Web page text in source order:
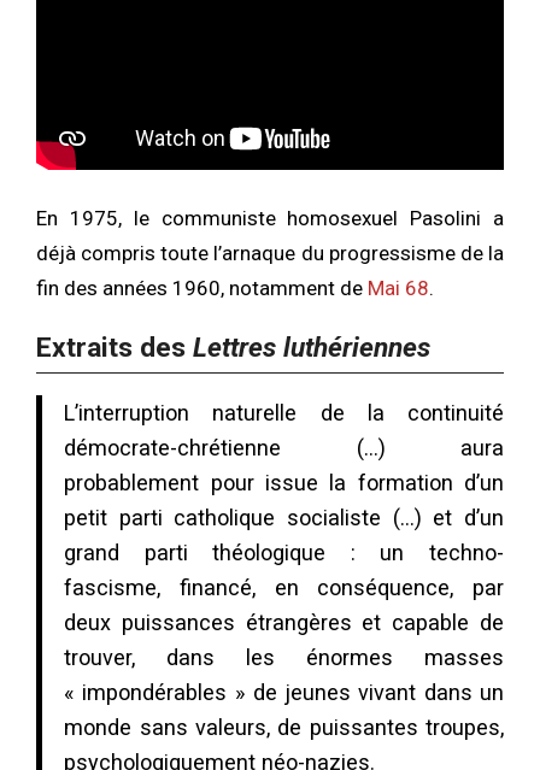
En 1975, le communiste homosexuel Pasolini a
déjà compris toute l’arnaque du progressisme de la
fin des années 1960, notamment de Mai 68.
Extraits des Lettres luthériennes
L’interruption naturelle de la continuité
démocrate-chrétienne (…) aura
probablement pour issue la formation d’un
petit parti catholique socialiste (…) et d’un
grand parti théologique : un techno-
fascisme, financé, en conséquence, par
deux puissances étrangères et capable de
trouver, dans les énormes masses
« impondérables » de jeunes vivant dans un
monde sans valeurs, de puissantes troupes,
psychologiquement néo-nazies.